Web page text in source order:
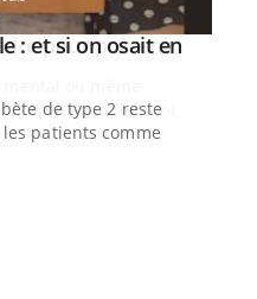
: et si on osait en
de type 2 reste
patients comme